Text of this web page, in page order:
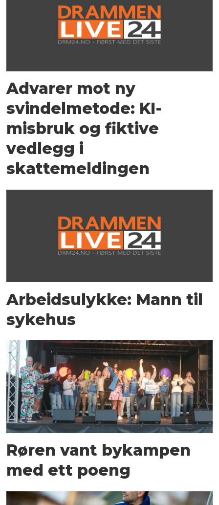
Advarer mot ny
svindelmetode: KI-
misbruk og fiktive
vedlegg i
skattemeldingen
Arbeidsulykke: Mann til
sykehus
Røren vant bykampen
med ett poeng